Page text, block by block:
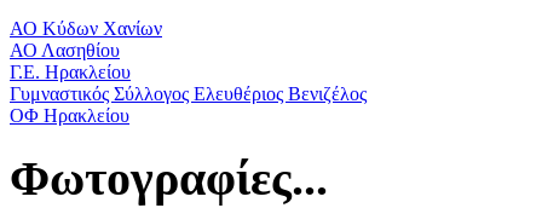
ΑΟ Κύδων Χανίων
ΑΟ Λασηθίου
Γ.Ε. Ηρακλείου
Γυμναστικός Σύλλογος Ελευθέριος Βενιζέλος
ΟΦ Ηρακλείου
Φωτογραφίες...